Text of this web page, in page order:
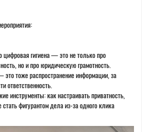
цифровая гигиена — это не только про
но и про юридическую грамотность.
это тоже распространение информации, за
ответственность.
инструменты: как настраивать приватность,
фигурантом дела из-за одного клика